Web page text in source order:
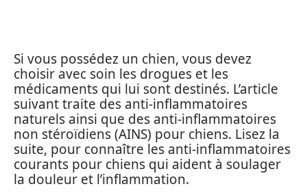
Si vous possédez un chien, vous devez
choisir avec soin les drogues et les
médicaments qui lui sont destinés. L’article
suivant traite des anti-inflammatoires
naturels ainsi que des anti-inflammatoires
non stéroïdiens (AINS) pour chiens. Lisez la
suite, pour connaître les anti-inflammatoires
courants pour chiens qui aident à soulager
la douleur et l’inflammation.